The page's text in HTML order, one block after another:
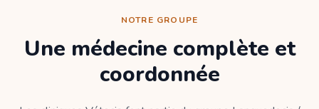
NOTRE GROUPE
Une médecine complète et
coordonnée